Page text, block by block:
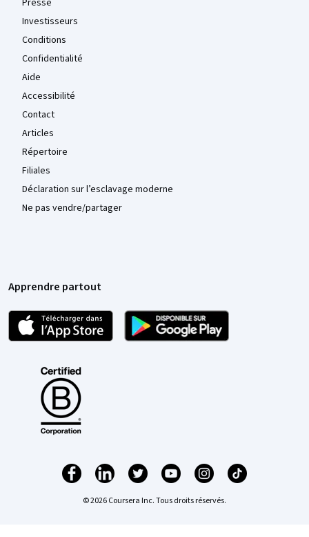
Investisseurs
Conditions
Confidentialité
Aide
Accessibilité
Contact
Articles
Répertoire
Filiales
Déclaration sur l’esclavage moderne
Ne pas vendre/partager
Apprendre partout
© 2026 Coursera Inc. Tous droits réservés.